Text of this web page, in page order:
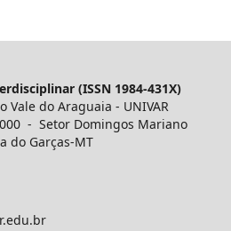
(ISSN 1984-431X)
Vale do Araguaia - UNIVAR
- Setor Domingos Mariano
do Garças-MT